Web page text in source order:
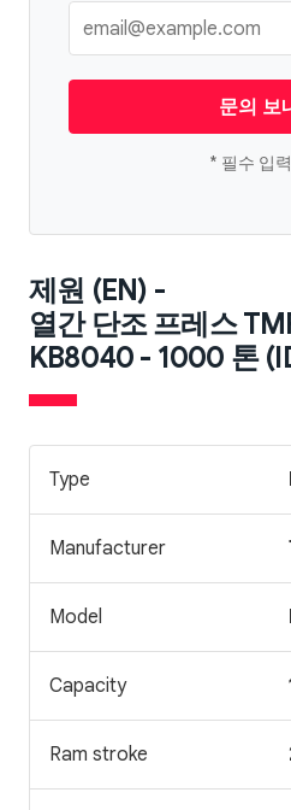
문의 보
* 필수 입
제원 (EN) -
열간 단조 프레스
KB8040 - 1000 톤
Type
Manufacturer
Model
Capacity
Ram stroke